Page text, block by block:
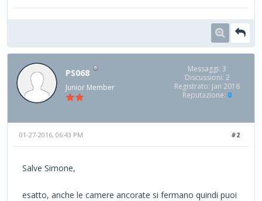
PS068
Junior Member
Messaggi: 3
Discussioni: 2
Registrato: Jan 2016
Reputazione: 0
#2
01-27-2016, 06:43 PM
Salve Simone,
esatto, anche le camere ancorate si fermano quindi puoi